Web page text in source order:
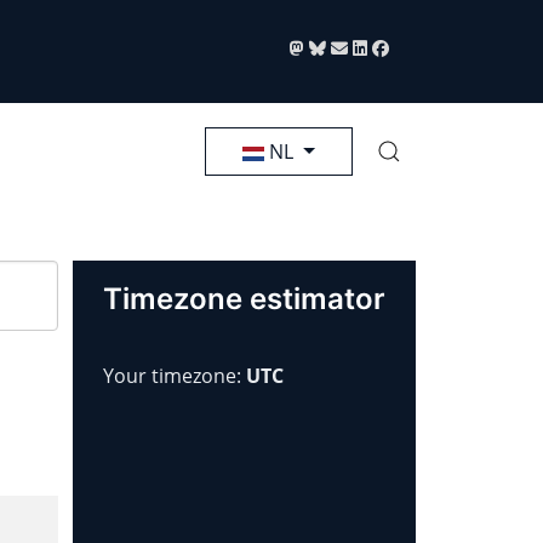
Selecteer de taal
NL
Timezone estimator
Your timezone: UTC